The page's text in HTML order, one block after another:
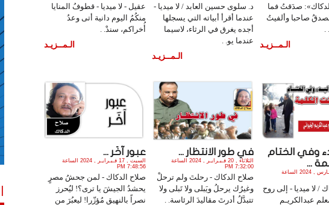
صدَقتُ فما
صاحبا وألفيتُ
الـمــزيـد
د. سلوى حسين العابد / لا ميديا -
عندما أقرأ أبياته التي يسجلها
أجده يغرق في الرثاء، لاسيما
عندما يو. .
الـمــزيـد
عقيل - لا ميديا - قطوفُ المنايا
منكُمُ اليوم دانية أتى وعدُ
أُخراكم، سندْ. .
الـمــزيـد
وفي الختام
...
الأربعاء , 20 مـارس , 2024 الساعة
/ لا ميديا - إلى روح
عبدالكريـم
في طور الانتظار ...
الثلاثاء , 20 فـبـرايـر , 2024 الساعة
7:32:00 PM
صلاح الدكاك - رحلتَ ولم ترحلْ
وغيرُك يرحلُ ويَبلى ولا تَبلى ولا
تتبدَّلُ أدرتَ مقاليدَ الرئاسة. .
عبور آخَر ...
السبت , 17 فـبـرايـر , 2024 الساعة
7:48:56 PM
صلاح الدكاك - لمن جحشُ مصرٍ
يحشدُ الجيشَ يا ترى؟! ليُحرز
نصراً بالنهيق مُؤزّرا! ليعبُرَ من